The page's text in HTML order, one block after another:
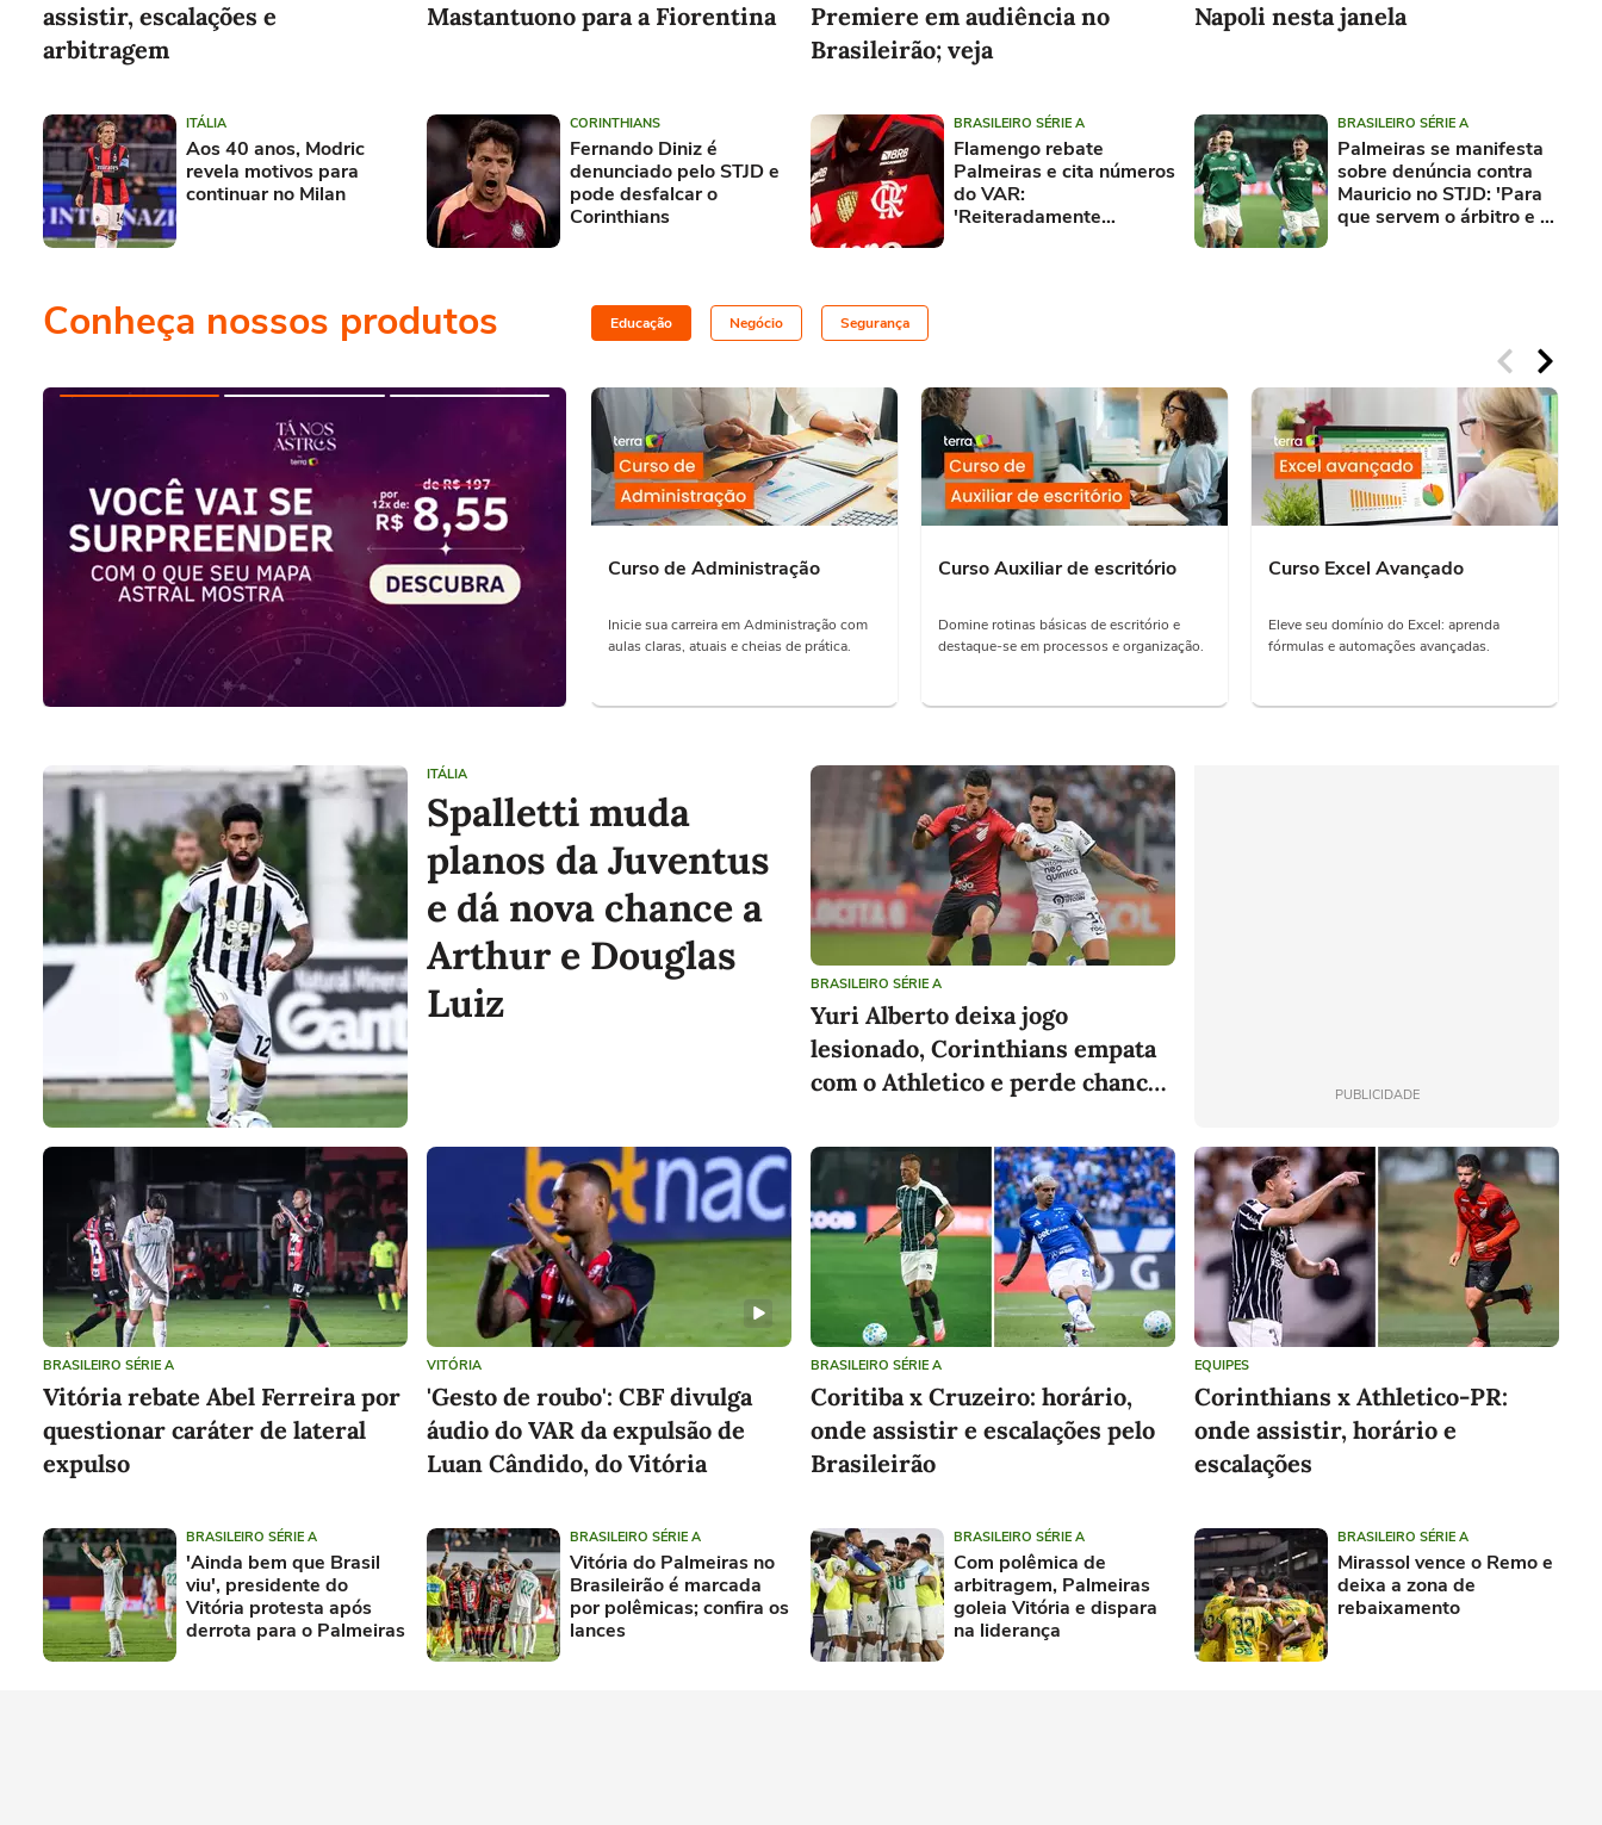
assistir, escalações e
arbitragem
Mastantuono para a Fiorentina
Premiere em audiência no
Brasileirão; veja
Napoli nesta janela
ITÁLIA
Aos 40 anos, Modric
revela motivos para
continuar no Milan
CORINTHIANS
Fernando Diniz é
denunciado pelo STJD e
pode desfalcar o
Corinthians
BRASILEIRO SÉRIE A
Flamengo rebate
Palmeiras e cita números
do VAR:
'Reiteradamente
BRASILEIRO SÉRIE A
Palmeiras se manifesta
sobre denúncia contra
Mauricio no STJD: 'Para
que servem o árbitro e o
Conheça nossos produtos Educação Negócio Segurança
Curso de Administração
Inicie sua carreira em Administração com
aulas claras, atuais e cheias de prática.
Apenas 12x de
R$ 14,95
/mês
Total de R$ 179,40 por 12 meses
Conhecer produto
Curso Auxiliar de escritório
Domine rotinas básicas de escritório e
destaque-se em processos e organização.
Apenas 12x de
R$ 14,95/mês
Total de R$ 179,40 por 12 meses
Conhecer produto
Curso Excel Avançado
Eleve seu domínio do Excel: aprenda
fórmulas e automações avançadas.
Apenas 12x de
R$14,95/mês
Total de R$ 179,40 por 12 meses
Conhecer produto
ITÁLIA
Spalletti muda
planos da Juventus
e dá nova chance a
Arthur e Douglas
Luiz
BRASILEIRO SÉRIE A
Yuri Alberto deixa jogo
lesionado, Corinthians empata
com o Athletico e perde chance
PUBLICIDADE
BRASILEIRO SÉRIE A
Vitória rebate Abel Ferreira por
questionar caráter de lateral
expulso
VITÓRIA
'Gesto de roubo': CBF divulga
áudio do VAR da expulsão de
Luan Cândido, do Vitória
BRASILEIRO SÉRIE A
Coritiba x Cruzeiro: horário,
onde assistir e escalações pelo
Brasileirão
EQUIPES
Corinthians x Athletico-PR:
onde assistir, horário e
escalações
BRASILEIRO SÉRIE A
'Ainda bem que Brasil
viu', presidente do
Vitória protesta após
derrota para o Palmeiras
BRASILEIRO SÉRIE A
Vitória do Palmeiras no
Brasileirão é marcada
por polêmicas; confira os
lances
BRASILEIRO SÉRIE A
Com polêmica de
arbitragem, Palmeiras
goleia Vitória e dispara
na liderança
BRASILEIRO SÉRIE A
Mirassol vence o Remo e
deixa a zona de
rebaixamento